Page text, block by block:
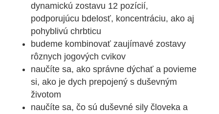
dynamickú zostavu 12 pozícií,
podporujúcu bdelosť, koncentráciu, ako aj
pohyblivú chrbticu
budeme kombinovať zaujímavé zostavy
rôznych jogových cvikov
naučíte sa, ako správne dýchať a povieme
si, ako je dych prepojený s duševným
životom
naučíte sa, čo sú duševné sily človeka a